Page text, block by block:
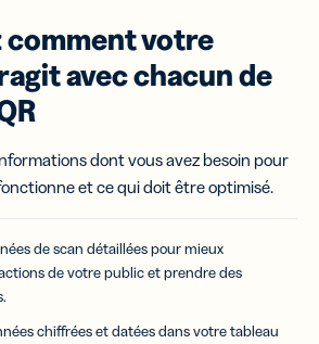
comment votre
avec chacun de
dont vous avez besoin pour
et ce qui doit être optimisé.
de scan détaillées pour mieux
de votre public et prendre des
chiffrées et datées dans votre tableau